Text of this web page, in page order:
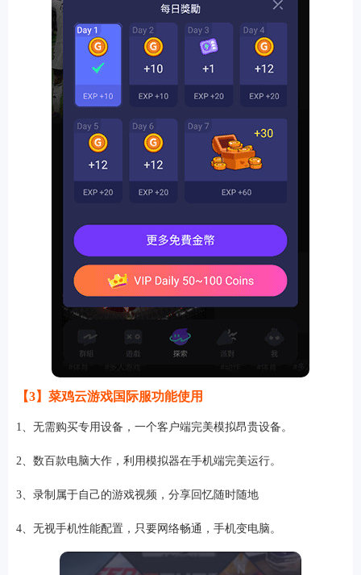
【3】菜鸡云游戏国际服功能使用
1、无需购买专用设备，一个客户端完美模拟昂贵设备。
2、数百款电脑大作，利用模拟器在手机端完美运行。
3、录制属于自己的游戏视频，分享回忆随时随地
4、无视手机性能配置，只要网络畅通，手机变电脑。